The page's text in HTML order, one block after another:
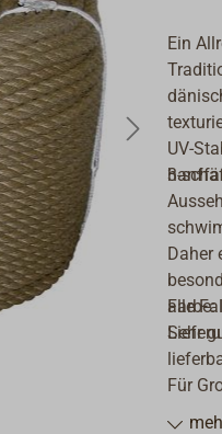
Ein
UV-
3-
Daher
alle
Sehr
Für